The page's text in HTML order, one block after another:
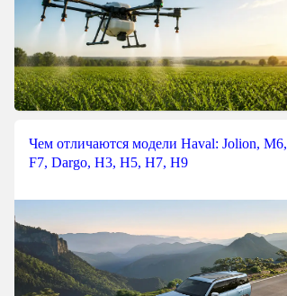
Чем отличаются модели Haval: Jolion, M6,
F7, Dargo, H3, H5, H7, H9